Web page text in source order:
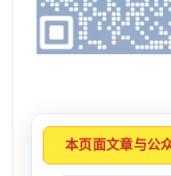
本页面文章与公